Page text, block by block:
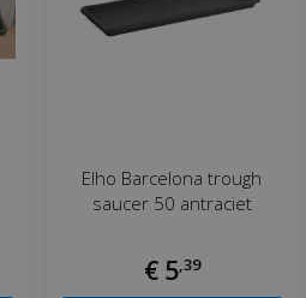
Elho Barcelona trough
saucer 50 antraciet
€ 5,39